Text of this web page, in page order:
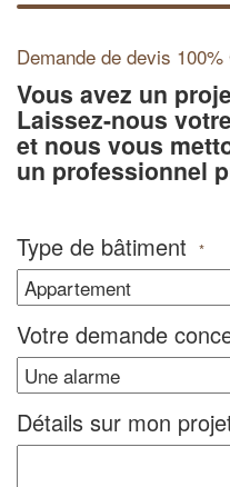
Demande de devis
Vous avez un
Laissez-nous
et nous vous
un professionnel
Type de bâtiment *
Votre demande
Détails sur mon